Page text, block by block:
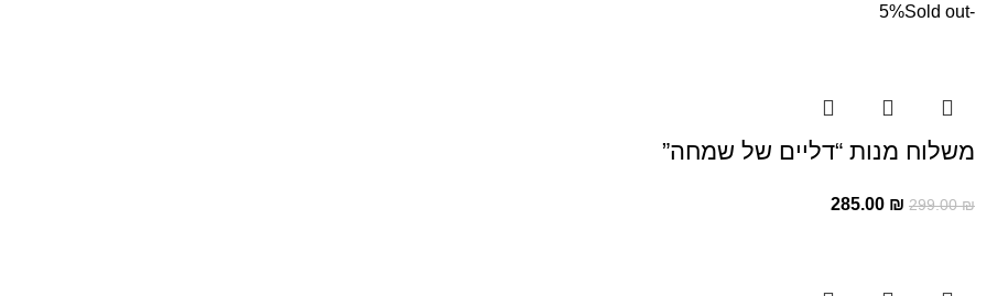
-5%
Sold out
משלוח מנות “דליים של שמחה”
299.00₪
285.00 ₪